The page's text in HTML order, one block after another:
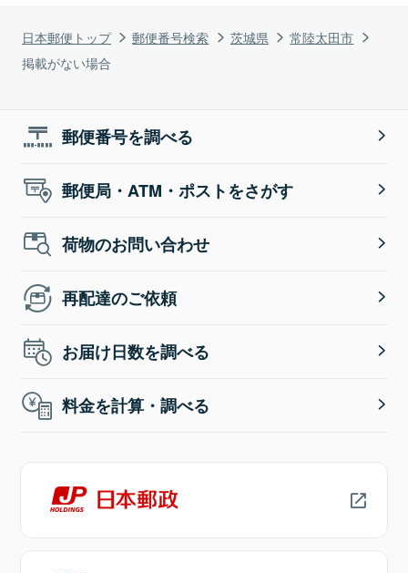
日本郵便トップ 郵便番号検索 茨城県
常陸太田市
掲載がない場合
郵便番号を調べる
郵便局・ATM・ポストをさがす
荷物のお問い合わせ
再配達のご依頼
お届け日数を調べる
料金を計算・調べる